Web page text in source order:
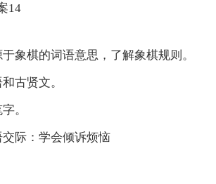
14
象棋的词语意思，了解象棋规则。
古贤文。
。
际：学会倾诉烦恼